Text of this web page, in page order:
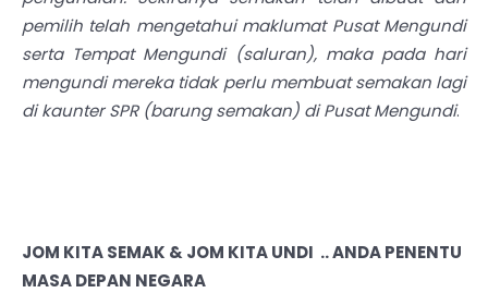
pemilih telah mengetahui maklumat Pusat Mengundi
serta Tempat Mengundi (saluran), maka pada hari
mengundi mereka tidak perlu membuat semakan lagi
di kaunter SPR (barung semakan) di Pusat Mengundi.
JOM KITA SEMAK & JOM KITA UNDI .. ANDA PENENTU
MASA DEPAN NEGARA